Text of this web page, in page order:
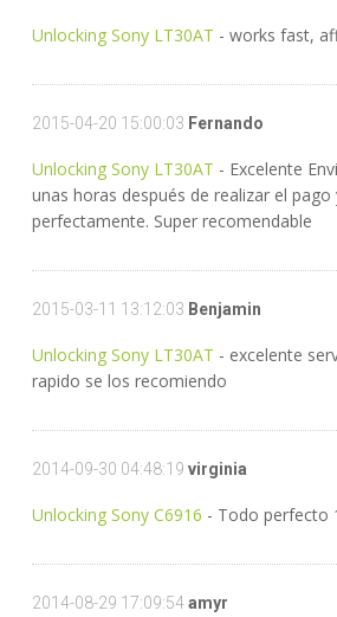
Unlocking Sony LT30AT - works fast,
2015-04-20 15:00:03 Fernando
Unlocking Sony LT30AT - Excelente
unas horas después de realizar el
perfectamente. Super recomendable
2015-03-11 13:12:03 Benjamin
Unlocking Sony LT30AT - excelente
rapido se los recomiendo
2014-09-30 04:48:19 virginia
Unlocking Sony C6916 - Todo perfecto
2014-08-29 17:09:54amyr